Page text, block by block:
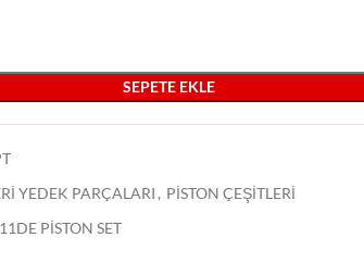
SEPETE EKLE
YEDEK PARÇALARI , PİSTON ÇEŞİTLERİ
PİSTON SET